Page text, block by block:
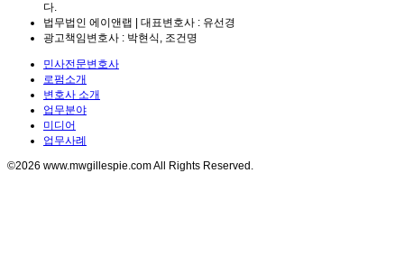
다.
법무법인 에이앤랩 | 대표변호사 : 유선경
광고책임변호사 : 박현식, 조건명
민사전문변호사
로펌소개
변호사 소개
업무분야
미디어
업무사례
©2026 www.mwgillespie.com All Rights Reserved.